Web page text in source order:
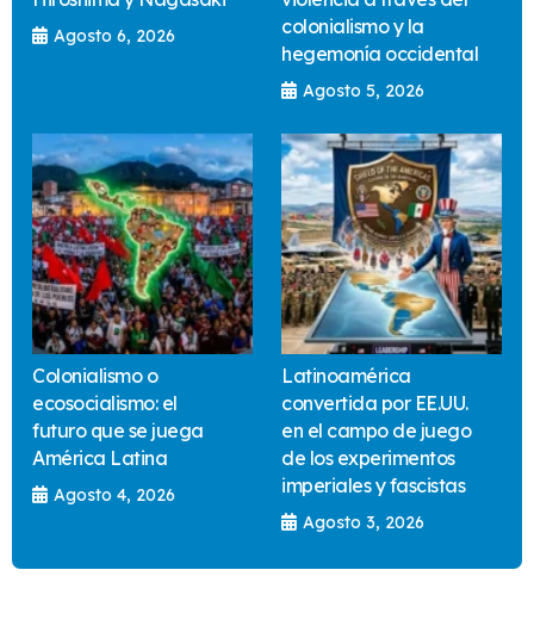
Agosto 6, 2026
colonialismo y la
hegemonía occidental
Agosto 5, 2026
Colonialismo o
ecosocialismo: el
futuro que se juega
América Latina
Agosto 4, 2026
Latinoamérica
convertida por EE.UU.
en el campo de juego
de los experimentos
imperiales y fascistas
Agosto 3, 2026